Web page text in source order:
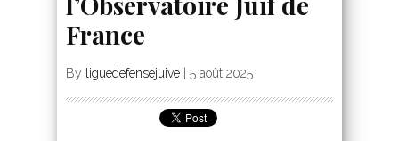
France
By liguedefensejuive 5 août 2025